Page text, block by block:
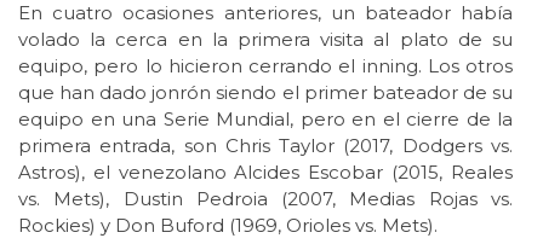
En cuatro ocasiones anteriores, un bateador había
volado la cerca en la primera visita al plato de su
equipo, pero lo hicieron cerrando el inning. Los otros
que han dado jonrón siendo el primer bateador de su
equipo en una Serie Mundial, pero en el cierre de la
primera entrada, son Chris Taylor (2017, Dodgers vs.
Astros), el venezolano Alcides Escobar (2015, Reales
vs. Mets), Dustin Pedroia (2007, Medias Rojas vs.
Rockies) y Don Buford (1969, Orioles vs. Mets).